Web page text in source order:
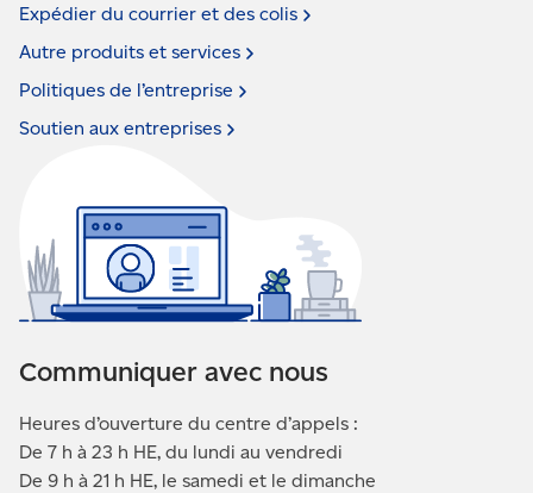
Expédier du courrier et des colis
Autre produits et services
Politiques de l’entreprise
Soutien aux entreprises
Communiquer avec nous
Heures d’ouverture du centre d’appels :
De 7 h à 23 h HE, du lundi au vendredi
De 9 h à 21 h HE, le samedi et le dimanche